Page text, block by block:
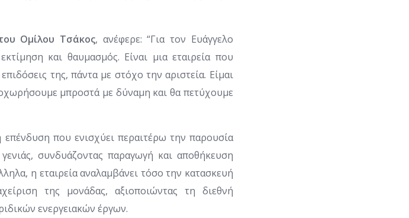
Ομίλου Τσάκος, ανέφερε: “Για τον Ευάγγελο
και θαυμασμός. Είναι μια εταιρεία που
της, πάντα με στόχο την αριστεία. Είμαι
μπροστά με δύναμη και θα πετύχουμε
επένδυση που ενισχύει περαιτέρω την παρουσία
συνδυάζοντας παραγωγή και αποθήκευση
η εταιρεία αναλαμβάνει τόσο την κατασκευή
της μονάδας, αξιοποιώντας τη διεθνή
ενεργειακών έργων.